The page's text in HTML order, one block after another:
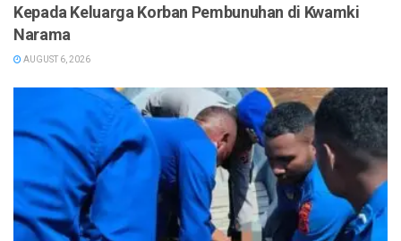
Kepada Keluarga Korban Pembunuhan di Kwamki
Narama
AUGUST 6, 2026